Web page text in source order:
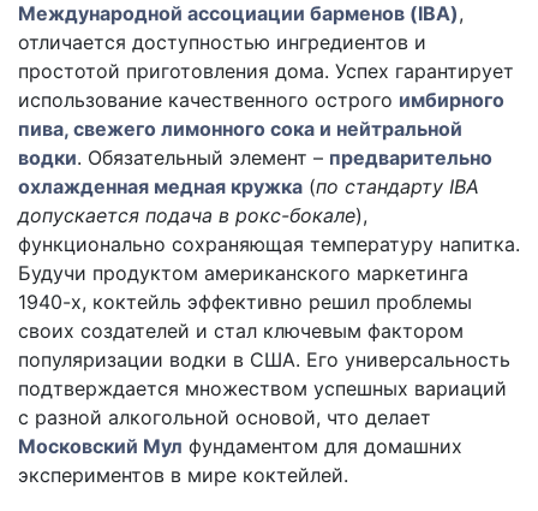
Международной ассоциации барменов (IBA),
отличается доступностью ингредиентов и
простотой приготовления дома. Успех гарантирует
использование качественного острого имбирного
пива, свежего лимонного сока и нейтральной
водки. Обязательный элемент – предварительно
охлажденная медная кружка (по стандарту IBA
допускается подача в рокс-бокале),
функционально сохраняющая температуру напитка.
Будучи продуктом американского маркетинга
1940-х, коктейль эффективно решил проблемы
своих создателей и стал ключевым фактором
популяризации водки в США. Его универсальность
подтверждается множеством успешных вариаций
с разной алкогольной основой, что делает
Московский Мул фундаментом для домашних
экспериментов в мире коктейлей.